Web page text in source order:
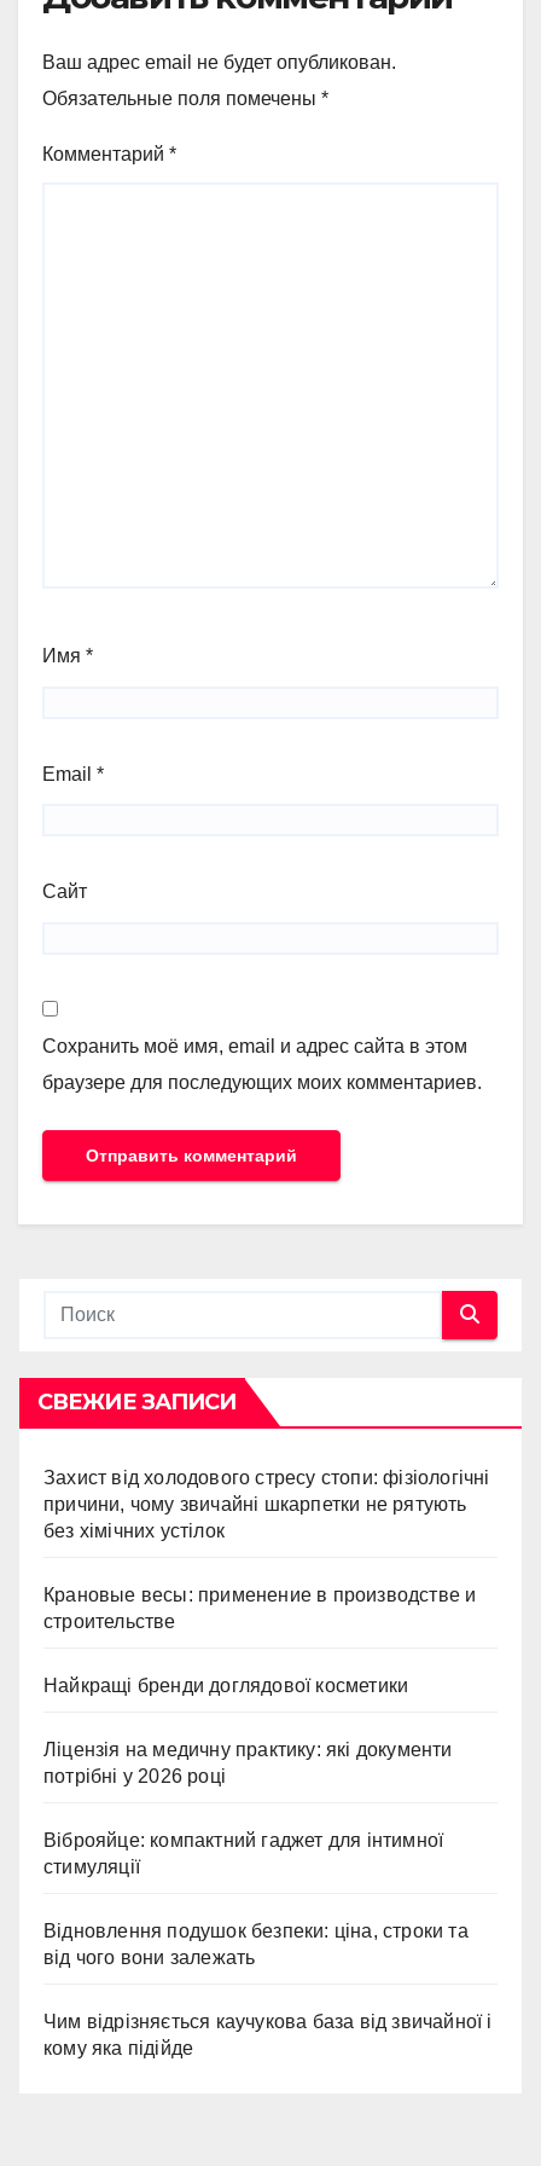
Ваш адрес email не будет опубликован.
Обязательные поля помечены *
Комментарий *
Имя *
Email *
Сайт
Сохранить моё имя, email и адрес сайта в этом
браузере для последующих моих комментариев.
СВЕЖИЕ ЗАПИСИ
Захист від холодового стресу стопи: фізіологічні
причини, чому звичайні шкарпетки не рятують
без хімічних устілок
Крановые весы: применение в производстве и
строительстве
Найкращі бренди доглядової косметики
Ліцензія на медичну практику: які документи
потрібні у 2026 році
Віброяйце: компактний гаджет для інтимної
стимуляції
Відновлення подушок безпеки: ціна, строки та
від чого вони залежать
Чим відрізняється каучукова база від звичайної і
кому яка підійде